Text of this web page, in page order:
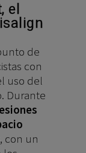
el
de
con
uso del
Durante
, con un